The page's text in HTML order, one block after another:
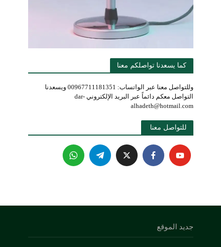
كما يسعدنا تواصلكم معنا
وللتواصل معنا عبر الواتساب: 00967711181351 ويسعدنا
التواصل معكم دائماً عبر البريد الإلكتروني dar-
alhadeth@hotmail.com
للتواصل معنا
جديد الموقع